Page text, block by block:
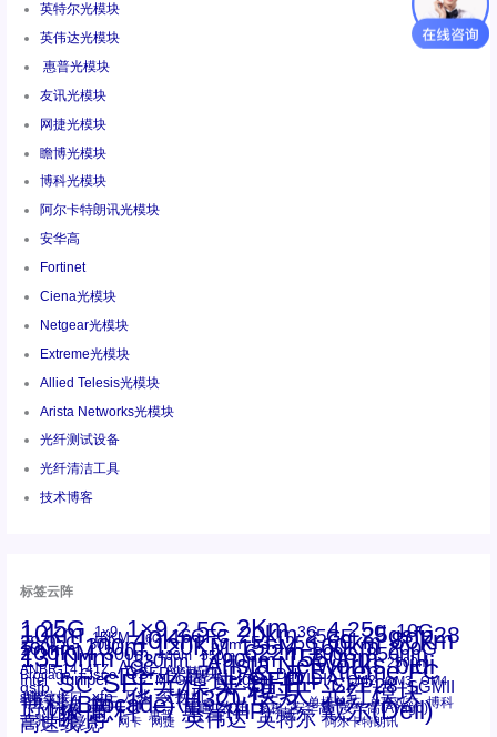
英特尔光模块
英伟达光模块
惠普光模块
友讯光模块
网捷光模块
瞻博光模块
博科光模块
阿尔卡特朗讯光模块
安华高
Fortinet
Ciena光模块
Netgear光模块
Extreme光模块
Allied Telesis光模块
Arista Networks光模块
光纤测试设备
光纤清洁工具
技术博客
标签云阵
1.25G 1x9 1×9 2.5G 2Km 3G 4.25g 10G
10km 15KM 16G 16GFC 20km 25GE 25gsfp28
28.05G 30km 40Km 50m 53.125G 60km 80km
100km 100m 120KM 155M 160km 200G
200KM 300m 400m 550m 622m 800G 850nm
1310nm 1330nm 1490nm 1550nm 2500m
ANBR-1414TZ AOC Arista Arista Networks bidi
Brocade Cisco CSFP光模块 DAC Dell Extreme FC
Intel Juniper LC MPO-LC Netgear NVIDIA OM2 OM3 OM4
qsfp SC SFF光模块 SFP+ SFP28 SGMII
st螺纹接口 xfp 万兆 交换机 光模块 光纤模块
千兆光模块 华三 华三(H3C) 华为 单模单芯 单模双芯 博科
博科(Brocade) 博通 友讯 多模 安华高 安华高(Avago)
工业级 思科 惠普 惠普(HP) 戴尔 戴尔(Dell)
百兆 瞻博 网卡 网捷 英伟达 英特尔 阿尔卡特朗讯
高速线缆